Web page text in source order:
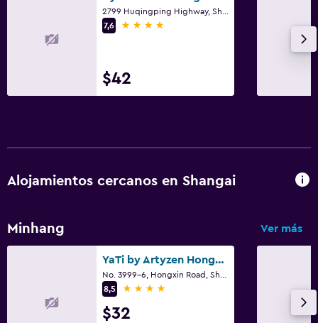
7,6
4 estrellas
$42
Alojamientos cercanos en Shangai
Minhang Ver más
YaTi by Artyzen Hongqiao Shanghai
8,5
4 estrellas
$32